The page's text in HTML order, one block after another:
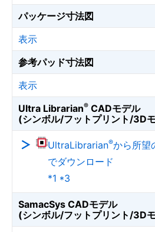
パッケージ寸法図
表示
参考パッド寸法図
表示
Ultra Librarian® CADモデル
(シンボル/フットプリント/3D
UltraLibrarian®から所望
でダウンロード
*1 *3
SamacSys CADモデル
(シンボル/フットプリント/3D